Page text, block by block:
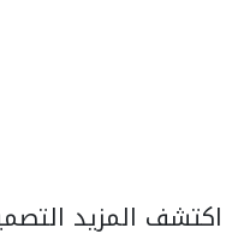
اكتشف المزيد